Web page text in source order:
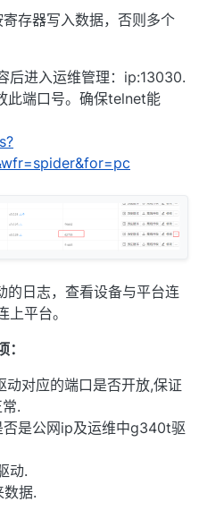
存器写入数据，否则多个
后进入运维管理：ip:13030.
此端口号。确保telnet能
日志，查看设备与平台连
上平台。
对应的端口是否开放,保证
.
是公网ip及运维中g340t驱
动.
据.